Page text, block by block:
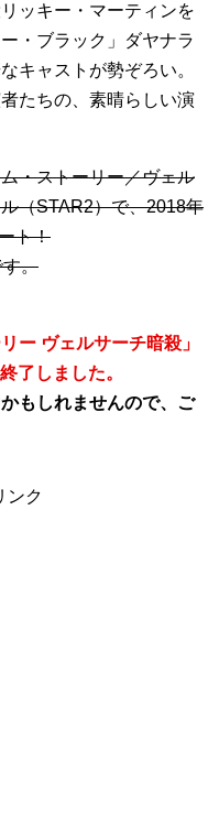
ッキー・マーティンを
・ブラック」ダヤナラ
キャストが勢ぞろい。
たちの、素晴らしい演
・ストーリー／ヴェル
（STAR2）で、2018年
ト！
。
ー ヴェルサーチ暗殺」
了しました。
もしれませんので、ご
ンク